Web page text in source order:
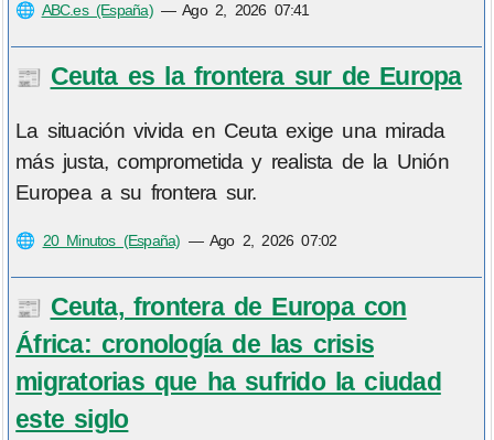
🌐 ABC.es (España)—Ago 2, 2026 07:41
📰 Ceuta es la frontera sur de Europa
La situación vivida en Ceuta exige una mirada
más justa, comprometida y realista de la Unión
Europea a su frontera sur.
🌐 20 Minutos (España) —Ago 2, 2026 07:02
📰 Ceuta, frontera de Europa con
África: cronología de las crisis
migratorias que ha sufrido la ciudad
este siglo